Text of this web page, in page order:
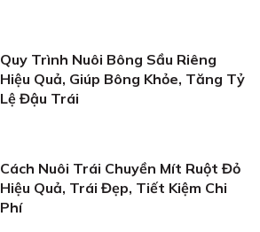
Quy Trình Nuôi Bông Sầu Riêng
Hiệu Quả, Giúp Bông Khỏe, Tăng Tỷ
Lệ Đậu Trái
Cách Nuôi Trái Chuyền Mít Ruột Đỏ
Hiệu Quả, Trái Đẹp, Tiết Kiệm Chi
Phí